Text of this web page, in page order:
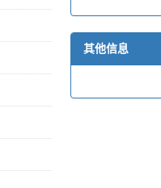
其他信息